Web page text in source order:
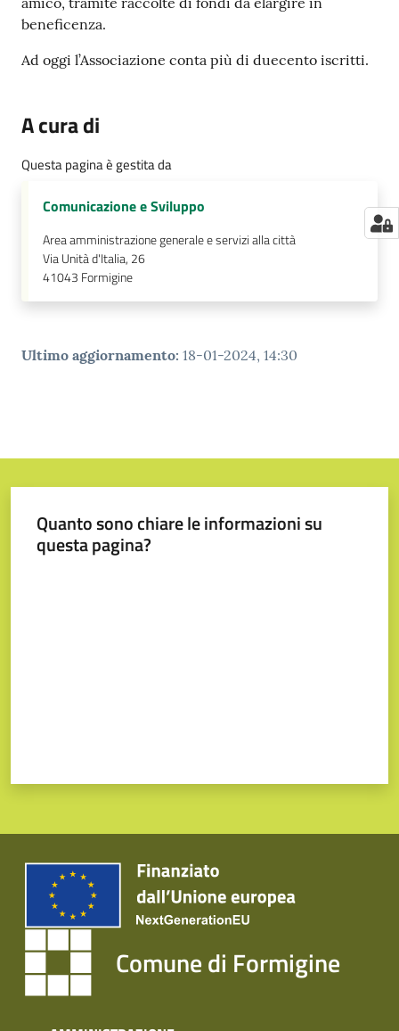
beneficenza.
Ad oggi l’Associazione conta più di duecento iscritti.
A cura di
Questa pagina è gestita da
Comunicazione e Sviluppo
Area amministrazione generale e servizi alla città
Via Unità d'Italia, 26
41043 Formigine
Ultimo aggiornamento: 18-01-2024, 14:30
Quanto sono chiare le informazioni su
questa pagina?
Comune di Formigine